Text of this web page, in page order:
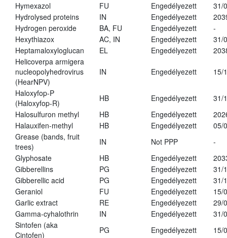
Hymexazol
FU Engedélyezett
31/
Hydrolysed proteins
IN Engedélyezett
Hydrogen peroxide
BA, FU Engedélyezett
-
Hexythiazox
AC, IN Engedélyezett
31/
Heptamaloxyloglucan
EL Engedélyezett
Helicoverpa armigera
nucleopolyhedrovirus
(HearNPV)
IN Engedélyezett 15/
Haloxyfop-P
(Haloxyfop-R)
HB Engedélyezett
31/
Halosulfuron methyl
HB Engedélyezett
Halauxifen-methyl
HB Engedélyezett
05/
Grease (bands, fruit
trees)
IN Not PPP
-
Glyphosate
HB Engedélyezett
Gibberellins
PG Engedélyezett
31/
Gibberellic acid
PG Engedélyezett
31/
Geraniol
FU Engedélyezett
15/
Garlic extract
RE Engedélyezett
29/
Gamma-cyhalothrin
IN Engedélyezett
31/
Sintofen (aka
Cintofen)
PG Engedélyezett
15/